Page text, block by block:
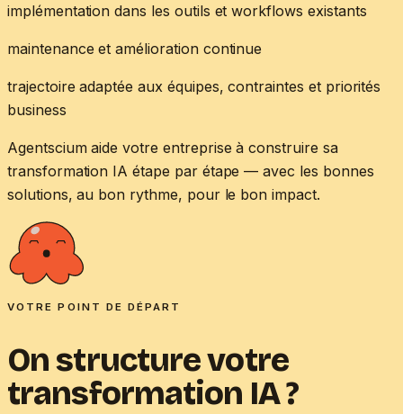
implémentation dans les outils et workflows existants
maintenance et amélioration continue
trajectoire adaptée aux équipes, contraintes et priorités
business
Agentscium aide votre entreprise à construire sa
transformation IA étape par étape — avec les bonnes
solutions, au bon rythme, pour le bon impact.
VOTRE POINT DE DÉPART
On structure votre
transformation IA ?